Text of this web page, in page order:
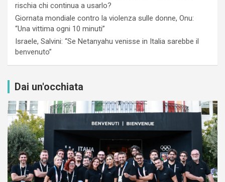
rischia chi continua a usarlo?
Giornata mondiale contro la violenza sulle donne, Onu:
“Una vittima ogni 10 minuti”
Israele, Salvini: “Se Netanyahu venisse in Italia sarebbe il
benvenuto”
Dai un'occhiata